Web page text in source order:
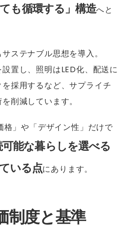
も循環する」構造へと
ステナブル思想を導入。
置し、照明はLED化、配送に
採用するなど、サプライチ
削減しています。
格」や「デザイン性」だけで
能な暮らしを選べる
いる点にあります。
制度と基準